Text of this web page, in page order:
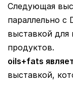
Следующая
параллельно
выставкой
продуктов.
oils+fats
выставкой,